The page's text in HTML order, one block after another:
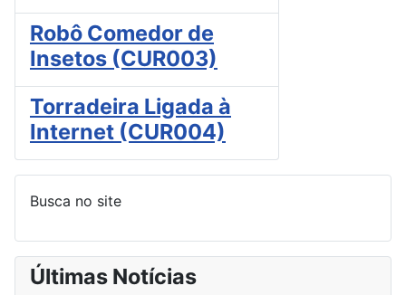
Robô Comedor de
Insetos (CUR003)
Torradeira Ligada à
Internet (CUR004)
Busca no site
Últimas Notícias